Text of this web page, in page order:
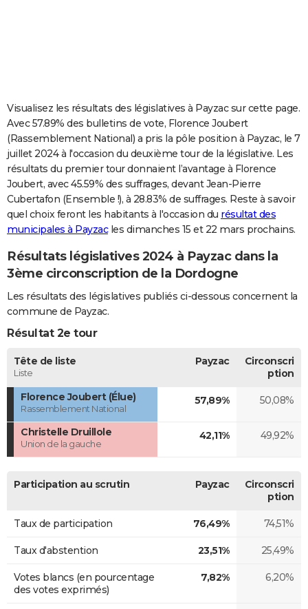
Carte de Noël
Carte Bonne année
Carte Saint-Valentin
Carte Pâques
Carte d'anniversaire
DICTIONNAIRE
Dictionnaire
Biographies
Citations
Expressions
Proverbes
PROGRAMME TV
COPAINS D'AVANT
S'inscrire
Se connecter
Lycées
Collèges
Primaires
Universités
Entreprises
Service militaire
Avis de recherche
AVIS DE DÉCÈS
Visualisez les résultats des législatives à Payzac sur cette page.
Avec 57.89% des bulletins de vote, Florence Joubert
(Rassemblement National) a pris la pôle position à Payzac, le 7
juillet 2024 à l'occasion du deuxième tour de la législative. Les
résultats du premier tour donnaient l’avantage à Florence
Joubert, avec 45.59% des suffrages, devant Jean-Pierre
Cubertafon (Ensemble !), à 28.83% de suffrages. Reste à savoir
quel choix feront les habitants à l'occasion du résultat des
municipales à Payzacles dimanches 15 et 22 mars prochains.
Résultats législatives 2024 à Payzac dans la
3ème circonscription de la Dordogne
Les résultats des législatives publiés ci-dessous concernent la
commune de Payzac.
Résultat 2e tour
Tête de liste
Liste
Payzac
Circonscri
ption
Florence Joubert (Élue)
Rassemblement National
57,89% 50,08%
Christelle Druillole
Union de la gauche
42,11% 49,92%
Participation au scrutin Payzac
Circonscri
ption
Taux de participation 76,49% 74,51%
Taux d'abstention 23,51% 25,49%
Votes blancs (en pourcentage
des votes exprimés)
7,82% 6,20%